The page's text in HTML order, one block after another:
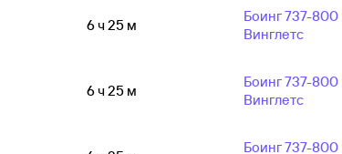
6 ч 25 м
Боинг 737-800
Винглетс
6 ч 25 м
Боинг 737-800
Винглетс
Боинг 737-800